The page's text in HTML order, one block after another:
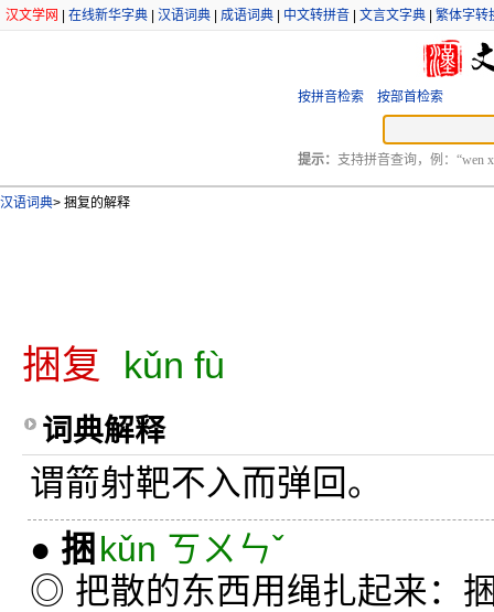
汉文学网 在线新华字典 汉语词典 成语词典 中文转拼音 文言文字典 繁体字转
按拼音检索 按部首检索
提示： 支持拼音查询，例：“wen
汉语词典> 捆复的解释
捆复 kǔn fù
词典解释
谓箭射靶不入而弹回。
● 捆 kǔn ㄎㄨㄣˇ
◎ 把散的东西用绳扎起来：